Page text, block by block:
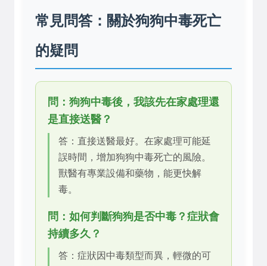
常見問答：關於狗狗中毒死亡
的疑問
問：狗狗中毒後，我該先在家處理還
是直接送醫？
答：直接送醫最好。在家處理可能延
誤時間，增加狗狗中毒死亡的風險。
獸醫有專業設備和藥物，能更快解
毒。
問：如何判斷狗狗是否中毒？症狀會
持續多久？
答：症狀因中毒類型而異，輕微的可